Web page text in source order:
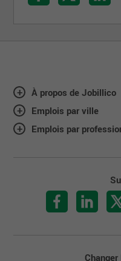
À propos de Jobillico
Emplois par ville
Emplois par